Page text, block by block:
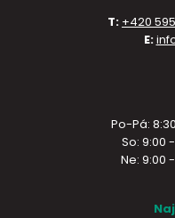
T: +420
E:
Po-Pá:
So: 9:00 -
Ne: 9:00 -